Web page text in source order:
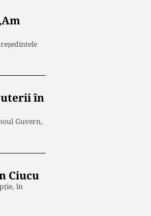
în
Guvern,
Ciucu
în